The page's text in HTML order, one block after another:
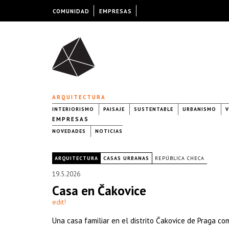
ARQUITECTURA
INTERIORISMO PAISAJE SUSTENTABLE URBANISMO
EMPRESAS
NOVEDADES NOTICIAS
ARQUITECTURA CASAS URBANAS REPÚBLICA CHECA
19.5.2026
Casa en Čakovice
edit!
Una casa familiar en el distrito Čakovice de Praga
COMUNIDAD EMPRESAS